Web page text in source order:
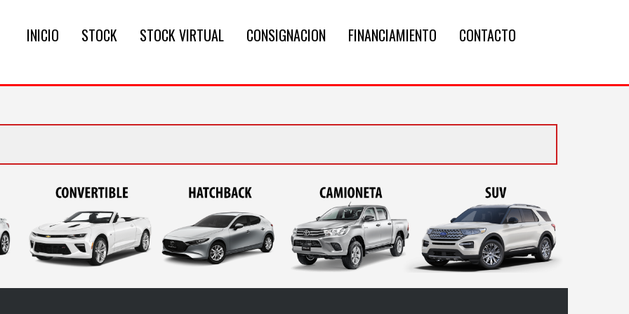
INICIO STOCK STOCK VIRTUAL CONSIGNACION FINANCIAMIENTO CONTACTO